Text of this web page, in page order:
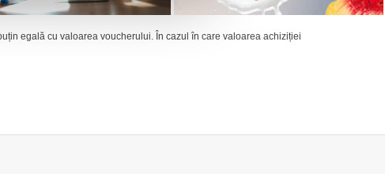
egală cu valoarea voucherului. În cazul în care valoarea achiziției